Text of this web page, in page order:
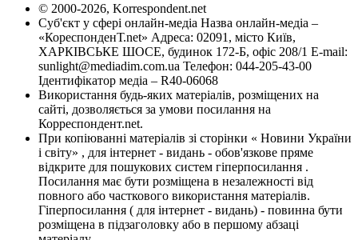
© 2000-2026, Korrespondent.net
Суб'єкт у сфері онлайн-медіа Назва онлайн-медіа –
«КореспонденТ.net» Адреса: 02091, місто Київ,
ХАРКІВСЬКЕ ШОСЕ, будинок 172-Б, офіс 208/1 E-mail:
sunlight@mediadim.com.ua Телефон: 044-205-43-00
Ідентифікатор медіа – R40-06068
Використання будь-яких матеріалів, розміщених на
сайті, дозволяється за умови посилання на
Корреспондент.net.
При копіюванні матеріалів зі сторінки « Новини України
і світу» , для інтернет - видань - обов'язкове пряме
відкрите для пошукових систем гіперпосилання .
Посилання має бути розміщена в незалежності від
повного або часткового використання матеріалів.
Гіперпосилання ( для інтернет - видань) - повинна бути
розміщена в підзаголовку або в першому абзаці